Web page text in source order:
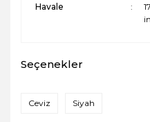
Havale
Seçenekler
Ceviz Siyah